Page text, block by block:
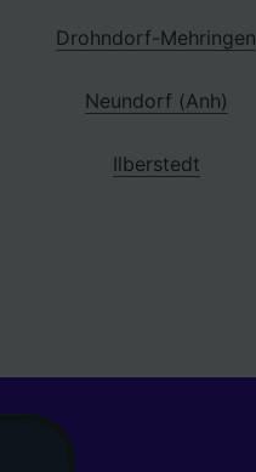
Drohndorf-Mehringen
Neundorf (Anh)
Ilberstedt